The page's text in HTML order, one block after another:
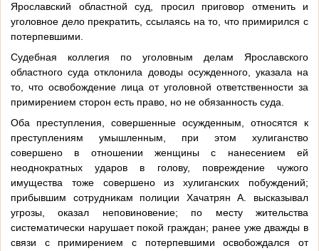
Ярославский областной суд, просил приговор отменить и
уголовное дело прекратить, ссылаясь на то, что примирился с
потерпевшими.
Судебная коллегия по уголовным делам Ярославского
областного суда отклонила доводы осужденного, указала на
то, что освобождение лица от уголовной ответственности за
примирением сторон есть право, но не обязанность суда.
Оба преступления, совершенные осужденным, относятся к
преступлениям умышленным, при этом хулиганство
совершено в отношении женщины с нанесением ей
неоднократных ударов в голову, повреждение чужого
имущества тоже совершено из хулиганских побуждений;
прибывшим сотрудникам полиции Хачатрян А. высказывал
угрозы, оказал неповиновение; по месту жительства
систематически нарушает покой граждан; ранее уже дважды в
связи с примирением с потерпевшими освобождался от